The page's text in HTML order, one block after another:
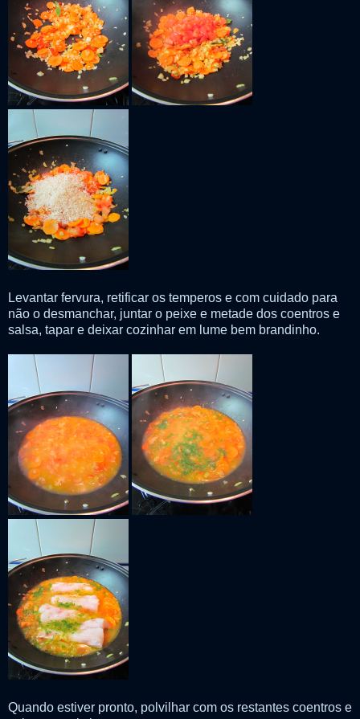
Levantar fervura, retificar os temperos e com cuidado para
não o desmanchar, juntar o peixe e metade dos coentros e
salsa, tapar e deixar cozinhar em lume bem brandinho.
Quando estiver pronto, polvilhar com os restantes coentros e